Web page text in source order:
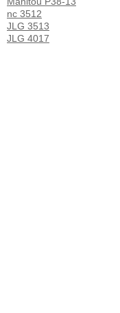
nc 3512
JLG 3513
JLG 4017